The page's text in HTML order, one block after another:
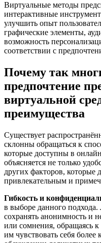
Виртуальные методы
интерактивные
улучшить опыт
графические элементы,
возможность
соответствии с
Почему так
предпочтение
виртуальной
преимущества
Существует
склонны обращаться к
которые доступны в
объясняется не только
других факторов, которые
привлекательным и
Гибкость и
в выборе данного
сохранять анонимность и
или сомнения, обращаясь
им чувствовать себя